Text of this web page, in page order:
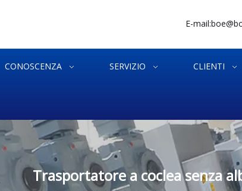
E-mail:
CONOSCENZA SERVIZIO CLIENTI
Trasportatore a coclea senza